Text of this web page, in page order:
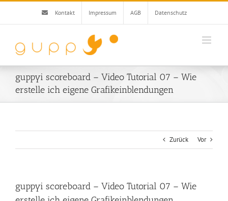
Zum
springen
Kontakt Impressum AGB Datenschutz
guppyi scoreboard – Video Tutorial 07 – Wie
erstelle ich eigene Grafikeinblendungen
Zurück Vor
guppyi scoreboard – Video Tutorial 07 – Wie